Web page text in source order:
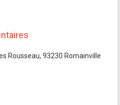
Rousseau, 93230 Romainville